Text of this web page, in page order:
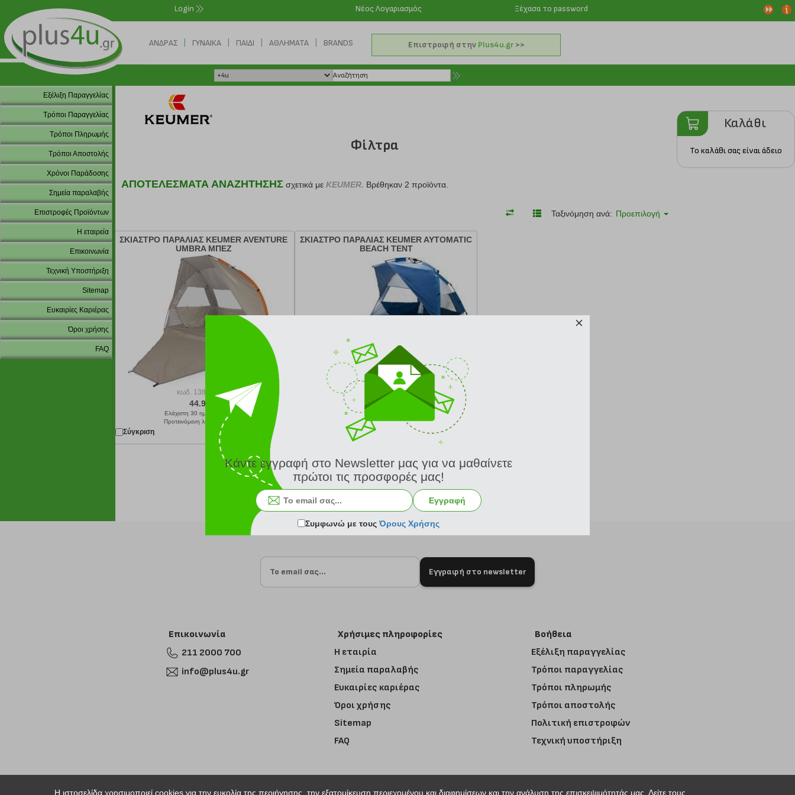
Login Νέος Λογαριασμός Ξέχασα το password
ΑΝΔΡΑΣ ΓΥΝΑΙΚΑ ΠΑΙΔΙ ΑΘΛΗΜΑΤΑ BRANDS Επιστροφή στην Plus4u.gr>>
Εξέλιξη Παραγγελίας
Τρόποι Παραγγελίας
Τρόποι Πληρωμής
Τρόποι Αποστολής
Χρόνοι Παράδοσης
Σημεία παραλαβής
Επιστροφές Προϊόντων
Η εταιρεία
Επικοινωνία
Τεχνική Υποστήριξη
Sitemap
Ευκαιρίες Καριέρας
Όροι χρήσης
FAQ
Φίλτρα
ΑΠΟΤΕΛΕΣΜΑΤΑ ΑΝΑΖΗΤΗΣΗΣ σχετικά με KEUMER. Βρέθηκαν 2 προϊόντα.
Ταξινόμηση ανά: Προεπιλογή
ΣΚΙΑΣΤΡΟ ΠΑΡΑΛΙΑΣ KEUMER AVENTURE
UMBRA ΜΠΕΖ
κωδ. 138170864
44.90 €
Ελάχιστη 30 ημερών 44.90 €
Προτεινόμενη λιανική 44.90 €
Σύγκριση Παράδοση σε 4-6 μέρες
ΣΚΙΑΣΤΡΟ ΠΑΡΑΛΙΑΣ KEUMER AYTOMATIC
BEACH TENT
138156649
79.90 €
Ελάχιστη 30 ημερών 79.90 €
Προτεινόμενη λιανική 79.90 €
Παράδοση σε 24 ώρες
Καλάθι
Το καλάθι σας είναι άδειο
Εγγραφή στο newsletter
Επικοινωνία
211 2000 700
info@plus4u.gr
Χρήσιμες πληροφορίες
Η εταιρία
Σημεία παραλαβής
Ευκαιρίες καριέρας
Όροι χρήσης
Sitemap
FAQ
Βοήθεια
Εξέλιξη παραγγελίας
Τρόποι παραγγελίας
Τρόποι πληρωμής
Τρόποι αποστολής
Πολιτική επιστροφών
Τεχνική υποστήριξη
Κάντε εγγραφή στο Newsletter μας για να μαθαίνετε
πρώτοι τις προσφορές μας!
Εγγραφή
Συμφωνώ με τουςΌρους Χρήσης
Η ιστοσελίδα χρησιμοποιεί cookies για την ευκολία της περιήγησης, την εξατομίκευση περιεχομένου και διαφημίσεων και την ανάλυση της επισκεψιμότητάς μας. Δείτε τους